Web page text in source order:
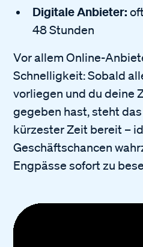
Digitale Anbieter:
48 Stunden
Vor allem Online-
Schnelligkeit: Sobald
vorliegen und du deine
gegeben hast, steht
kürzester Zeit bereit –
Geschäftschancen
Engpässe sofort zu